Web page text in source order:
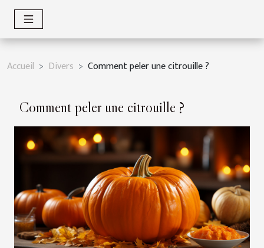
Accueil Divers Comment peler une citrouille ?
Comment peler une citrouille ?